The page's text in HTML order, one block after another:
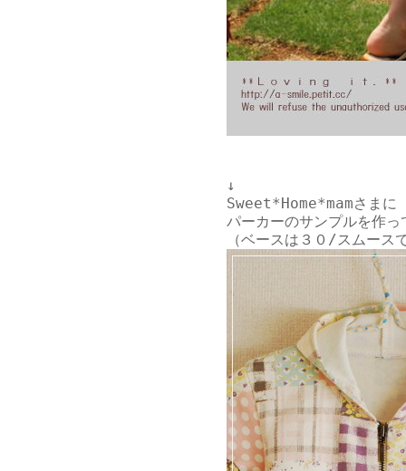
↓
Sweet*Home*mamさまに
パーカーのサンプルを作